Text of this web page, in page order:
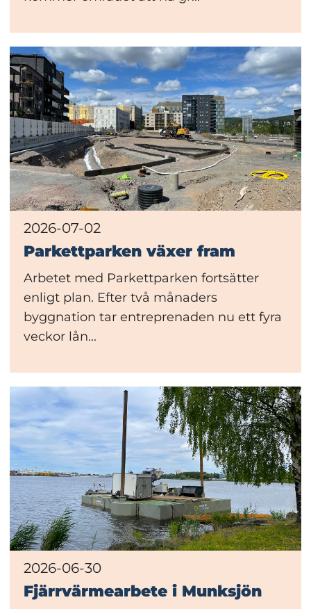
2026-07-02
Parkettparken växer fram
Arbetet med Parkettparken fortsätter
enligt plan. Efter två månaders
byggnation tar entreprenaden nu ett fyra
veckor lån...
2026-06-30
Fjärrvärmearbete i Munksjön